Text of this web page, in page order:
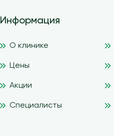
Информация
О клинике
Цены
Акции
Специалисты